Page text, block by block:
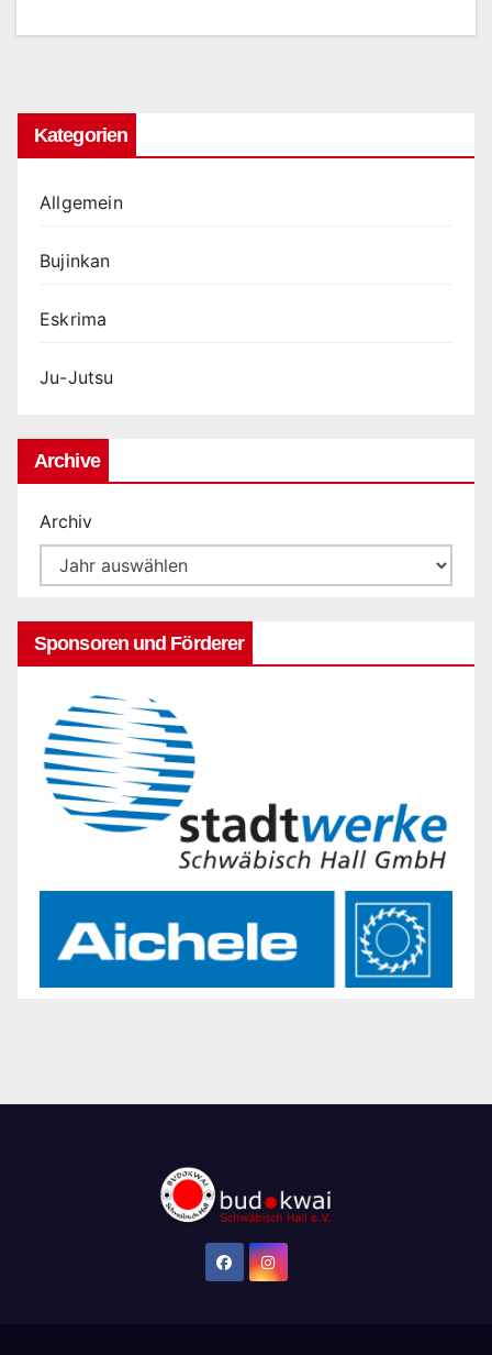
Kategorien
Allgemein
Bujinkan
Eskrima
Ju-Jutsu
Archive
Archiv
Sponsoren und Förderer